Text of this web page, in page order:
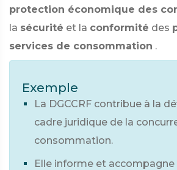
protection économique des
la sécurité et la conformité des
services de consommation .
Exemple
La DGCCRF contribue à la
cadre juridique de la
consommation.
Elle informe et accompagne